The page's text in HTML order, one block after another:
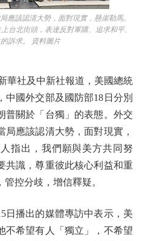
應該認清大勢，面對現實，懸崖勒馬。
台北街頭，表達反對軍購、追求和平、
訴求。 資料圖片
社及中新社報道，美國總統
中國外交部及國防部18日分別
普關於「台獨」的表態。外交
應該認清大勢，面對現實，
指出，我們願與美方共同努
共識，尊重彼此核心利益和重
控分歧，增信釋疑。
播出的媒體專訪中表示，美
不希望有人「獨立」，不希望